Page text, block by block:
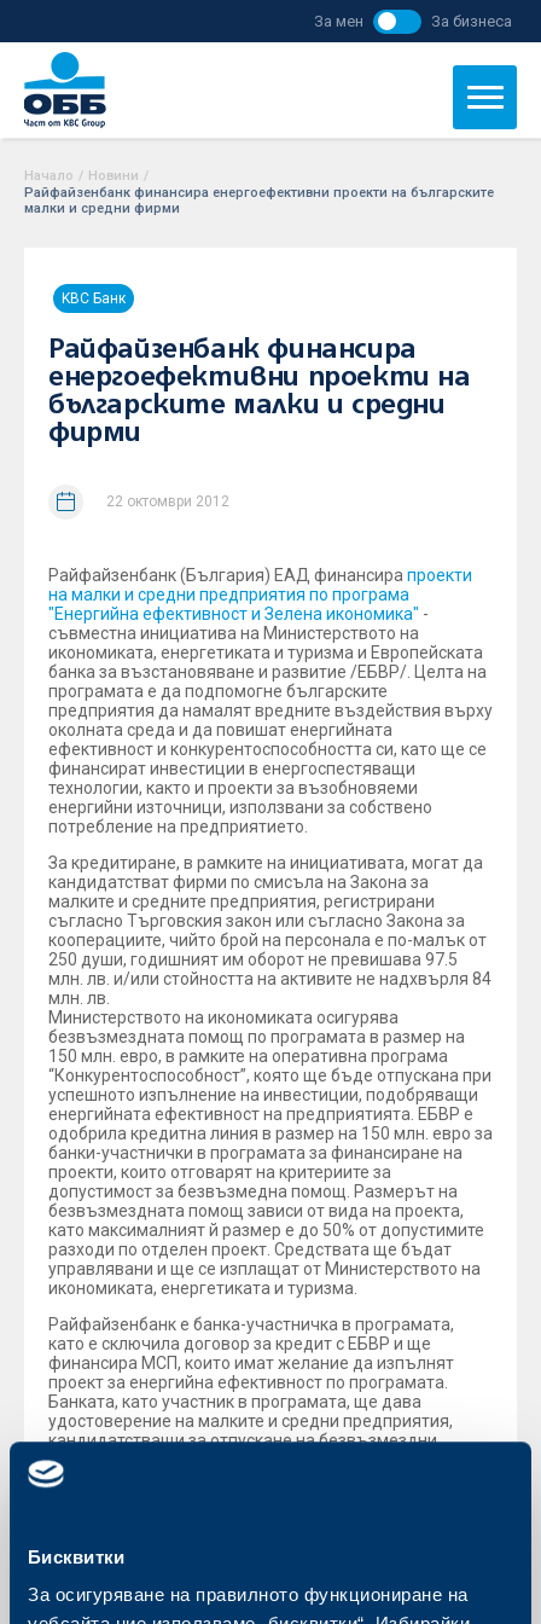
Бисквитки
За осигуряване на правилното функциониране на
За мен За бизнеса
Начало / Новини /
Райфайзенбанк финансира енергоефективни проекти на българските
малки и средни фирми
KBC Банк
Райфайзенбанк финансира
енергоефективни проекти на
българските малки и средни
фирми
22 октомври 2012
Райфайзенбанк (България) ЕАД финансира проекти
на малки и средни предприятия по програма
"Енергийна ефективност и Зелена икономика" -
съвместна инициатива на Министерството на
икономиката, енергетиката и туризма и Европейската
банка за възстановяване и развитие /ЕБВР/. Целта на
програмата е да подпомогне българските
предприятия да намалят вредните въздействия върху
околната среда и да повишат енергийната
ефективност и конкурентоспособността си, като ще се
финансират инвестиции в енергоспестяващи
технологии, както и проекти за възобновяеми
енергийни източници, използвани за собствено
потребление на предприятието.
За кредитиране, в рамките на инициативата, могат да
кандидатстват фирми по смисъла на Закона за
малките и средните предприятия, регистрирани
съгласно Търговския закон или съгласно Закона за
кооперациите, чийто брой на персонала е по-малък от
250 души, годишният им оборот не превишава 97.5
млн. лв. и/или стойността на активите не надхвърля 84
млн. лв.
Министерството на икономиката осигурява
безвъзмездната помощ по програмата в размер на
150 млн. евро, в рамките на оперативна програма
“Конкурентоспособност”, която ще бъде отпускана при
успешното изпълнение на инвестиции, подобряващи
енергийната ефективност на предприятията. ЕБВР е
одобрила кредитна линия в размер на 150 млн. eвро за
банки-участнички в програмата за финансиране на
проекти, които отговарят на критериите за
допустимост за безвъзмедна помощ. Размерът на
безвъзмездната помощ зависи от вида на проекта,
като максималният й размер е до 50% от допустимите
разходи по отделен проект. Средствата ще бъдат
управлявани и ще се изплащат от Министерството на
икономиката, енергетиката и туризма.
Райфайзенбанк е банка-участничка в програмата,
като е сключила договор за кредит с ЕБВР и ще
финансира МСП, които имат желание да изпълнят
проект за енергийна ефективност по програмата.
Банката, като участник в програмата, ще дава
удостоверение на малките и средни предприятия,
кандидатстващи за отпускане на безвъзмездни
средства, че могат да осигурят не по-малко от 80% от
стойността на общите допустими разходи за
Обратно към всички новини